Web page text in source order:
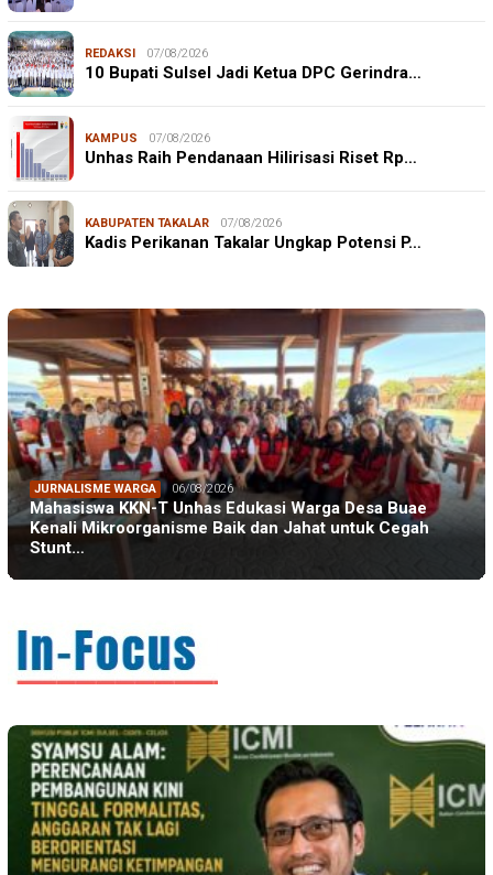
REDAKSI 07/08/2026
10 Bupati Sulsel Jadi Ketua DPC Gerindra…
KAMPUS 07/08/2026
Unhas Raih Pendanaan Hilirisasi Riset Rp…
KABUPATEN TAKALAR 07/08/2026
Kadis Perikanan Takalar Ungkap Potensi P…
JURNALISME WARGA 06/08/2026
Mahasiswa KKN-T Unhas Edukasi Warga Desa Buae
Kenali Mikroorganisme Baik dan Jahat untuk Cegah
Stunt…